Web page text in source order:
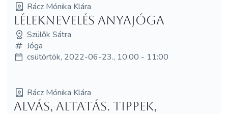
Rácz Mónika Klára
Léleknevelés anyajóga
Szülők Sátra
Jóga
csütörtök, 2022-06-23., 10:00 - 11:00
Rácz Mónika Klára
Alvás, altatás. Tippek,